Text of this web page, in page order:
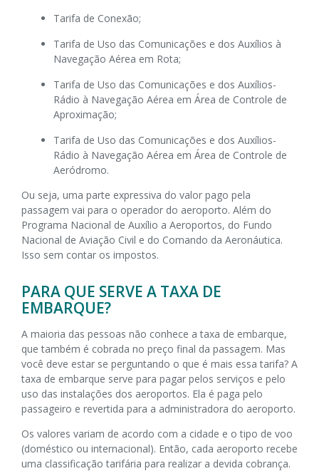
Tarifa de Conexão;
Tarifa de Uso das Comunicações e dos Auxílios à
Navegação Aérea em Rota;
Tarifa de Uso das Comunicações e dos Auxílios-
Rádio à Navegação Aérea em Área de Controle de
Aproximação;
Tarifa de Uso das Comunicações e dos Auxílios-
Rádio à Navegação Aérea em Área de Controle de
Aeródromo.
Ou seja, uma parte expressiva do valor pago pela
passagem vai para o operador do aeroporto. Além do
Programa Nacional de Auxílio a Aeroportos, do Fundo
Nacional de Aviação Civil e do Comando da Aeronáutica.
Isso sem contar os impostos.
PARA QUE SERVE A TAXA DE
EMBARQUE?
A maioria das pessoas não conhece a taxa de embarque,
que também é cobrada no preço final da passagem. Mas
você deve estar se perguntando o que é mais essa tarifa? A
taxa de embarque serve para pagar pelos serviços e pelo
uso das instalações dos aeroportos. Ela é paga pelo
passageiro e revertida para a administradora do aeroporto.
Os valores variam de acordo com a cidade e o tipo de voo
(doméstico ou internacional). Então, cada aeroporto recebe
uma classificação tarifária para realizar a devida cobrança.